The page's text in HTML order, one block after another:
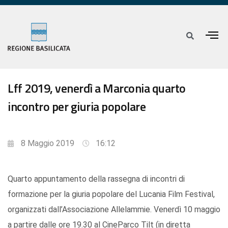
Lff 2019, venerdì a Marconia quarto
incontro per giuria popolare
8 Maggio 2019 16:12
Quarto appuntamento della rassegna di incontri di
formazione per la giuria popolare del Lucania Film Festival,
organizzati dall’Associazione Allelammie. Venerdì 10 maggio
a partire dalle ore 19.30 al CineParco Tilt (in diretta